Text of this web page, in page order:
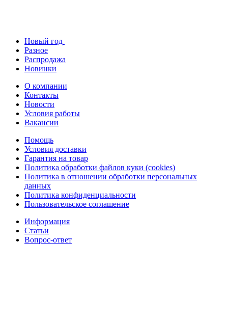
Новый год
Разное
Распродажа
Новинки
О компании
Контакты
Новости
Условия работы
Вакансии
Помощь
Условия доставки
Гарантия на товар
Политика обработки файлов куки (cookies)
Политика в отношении обработки персональных
данных
Политика конфиденциальности
Пользовательское соглашение
Информация
Статьи
Вопрос-ответ